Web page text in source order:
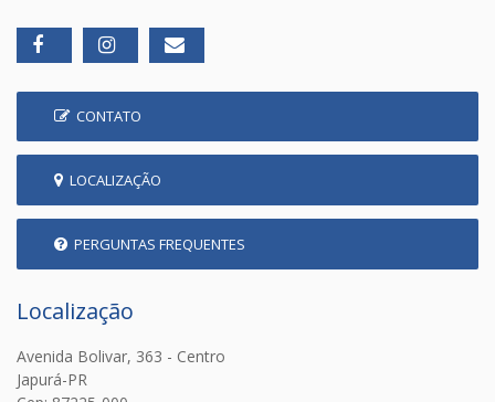
CONTATO
LOCALIZAÇÃO
PERGUNTAS FREQUENTES
Localização
Avenida Bolivar, 363 - Centro
Japurá-PR